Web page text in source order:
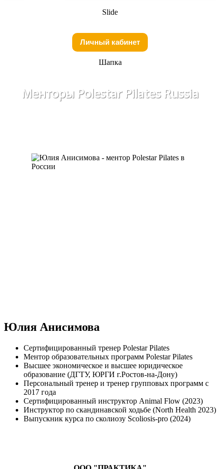
Slide
Личный кабинет
Шапка
Менторы Polestar Pilates Russia
Юлия Анисимова
Сертифицированный тренер Polestar Pilates
Ментор образовательных программ Polestar Pilates
Высшее экономическое и высшее юридическое
образование (ДГТУ, ЮРГИ г.Ростов-на-Дону)
Персональный тренер и тренер групповых программ с
2017 года
Сертифицированный инструктор Animal Flow (2023)
Инструктор по скандинавской ходьбе (North Health 2023)
Выпускник курса по сколиозу Scoliosis-pro (2024)